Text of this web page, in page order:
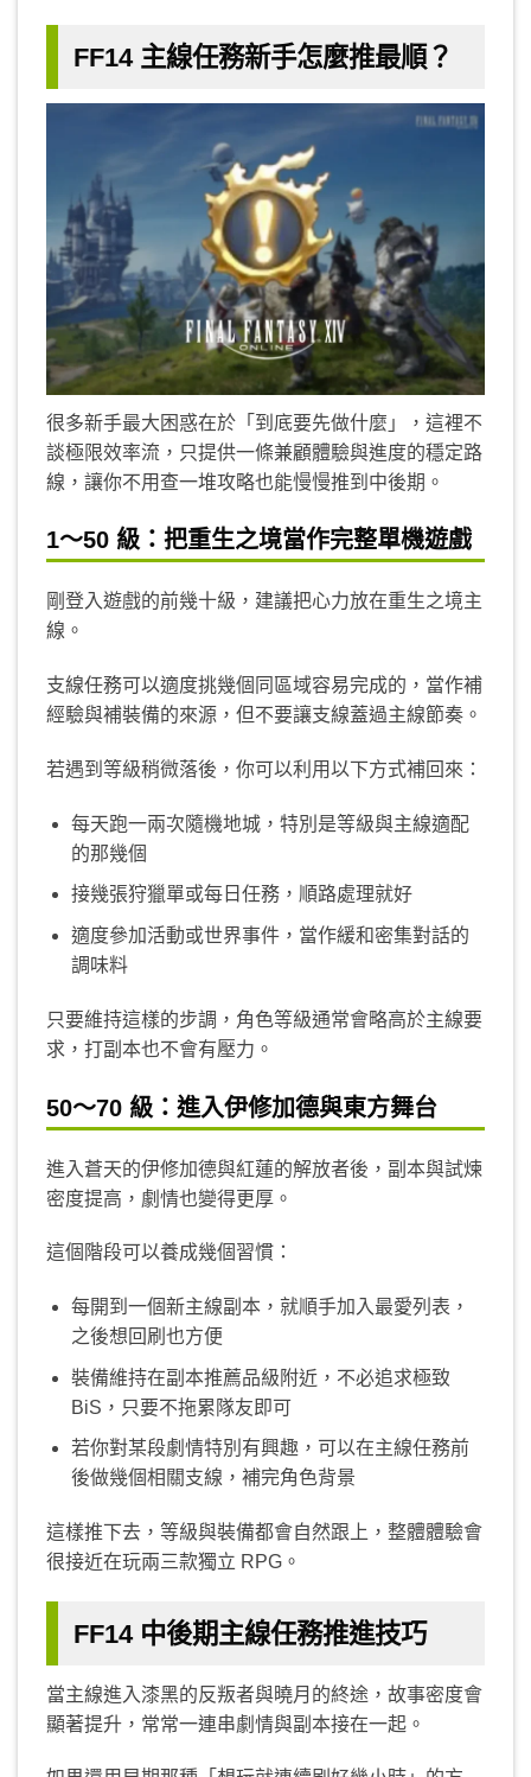
FF14 主線任務新手怎麼推最順？
很多新手最大困惑在於「到底要先做什麼」，這裡不
談極限效率流，只提供一條兼顧體驗與進度的穩定路
線，讓你不用查一堆攻略也能慢慢推到中後期。
1～50 級：把重生之境當作完整單機遊戲
剛登入遊戲的前幾十級，建議把心力放在重生之境主
線。
支線任務可以適度挑幾個同區域容易完成的，當作補
經驗與補裝備的來源，但不要讓支線蓋過主線節奏。
若遇到等級稍微落後，你可以利用以下方式補回來：
每天跑一兩次隨機地城，特別是等級與主線適配
的那幾個
接幾張狩獵單或每日任務，順路處理就好
適度參加活動或世界事件，當作緩和密集對話的
調味料
只要維持這樣的步調，角色等級通常會略高於主線要
求，打副本也不會有壓力。
50～70 級：進入伊修加德與東方舞台
進入蒼天的伊修加德與紅蓮的解放者後，副本與試煉
密度提高，劇情也變得更厚。
這個階段可以養成幾個習慣：
每開到一個新主線副本，就順手加入最愛列表，
之後想回刷也方便
裝備維持在副本推薦品級附近，不必追求極致
BiS，只要不拖累隊友即可
若你對某段劇情特別有興趣，可以在主線任務前
後做幾個相關支線，補完角色背景
這樣推下去，等級與裝備都會自然跟上，整體體驗會
很接近在玩兩三款獨立 RPG。
FF14 中後期主線任務推進技巧
當主線進入漆黑的反叛者與曉月的終途，故事密度會
顯著提升，常常一連串劇情與副本接在一起。